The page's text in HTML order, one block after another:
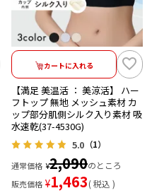
カートに入れる
【満足 美温活 ： 美涼活】 ハー
フトップ 無地 メッシュ素材 カ
ップ部分肌側シルク入り素材 吸
水速乾(37-4530G)
5.0 （1）
通常価格 ¥2,090のところ
販売価格 ¥1,463 税込